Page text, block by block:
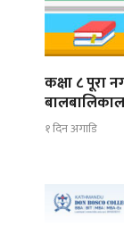
कक्षा ८ पूरा
१ दिन अगाडि